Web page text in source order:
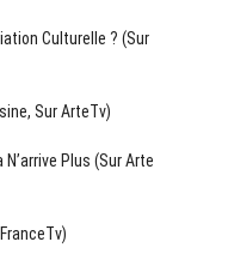
Culturelle ? (sur
Sur ArteTv)
N’arrive Plus (sur Arte